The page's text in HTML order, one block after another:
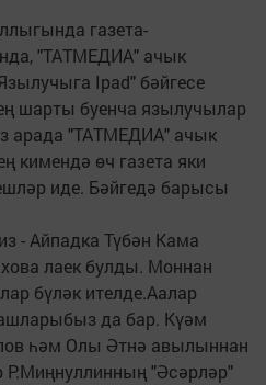
газета-
"ТАТМЕДИА" ачык
Ipad" бәйгесе
шарты буенча язылучылар
арада "ТАТМЕДИА" ачык
кимендә өч газета яки
иде. Бәйгедә барысы
- Айпадка Түбән Кама
лаек булды. Моннан
бүләк ителде.Аалар
да бар. Күәм
һәм Олы Әтнә авылыннан
Р.Миңнуллинның "Әсәрләр"